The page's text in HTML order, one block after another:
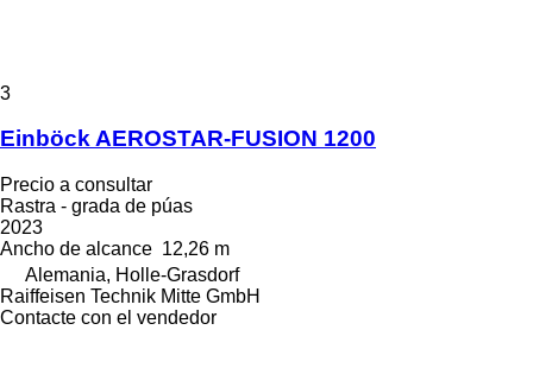
3
Einböck AEROSTAR-FUSION 1200
Precio a consultar
Rastra - grada de púas
2023
Ancho de alcance 12,26 m
Alemania, Holle-Grasdorf
Raiffeisen Technik Mitte GmbH
Contacte con el vendedor